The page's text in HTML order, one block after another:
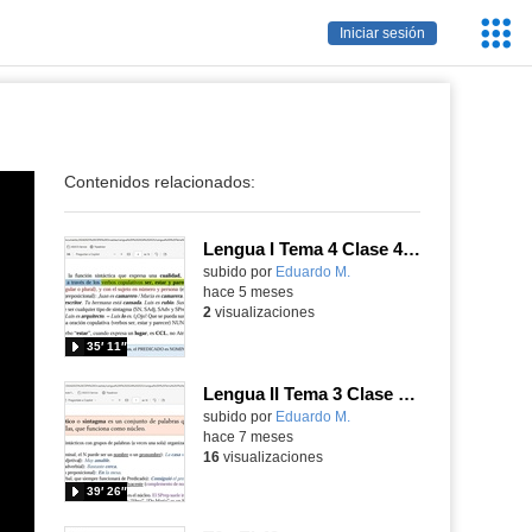
Iniciar sesión
Contenidos relacionados:
Lengua I Tema 4 Clase 43 20260303 - Atributo y oraciones copulativas
Contenido educativo.
subido por Eduardo M.
35′ 11″
hace 5 meses
2 visualizaciones
Lengua II Tema 3 Clase 43 20260120 - Sintagmas (II)
Contenido educativo.
subido por Eduardo M.
39′ 26″
hace 7 meses
16visualizaciones